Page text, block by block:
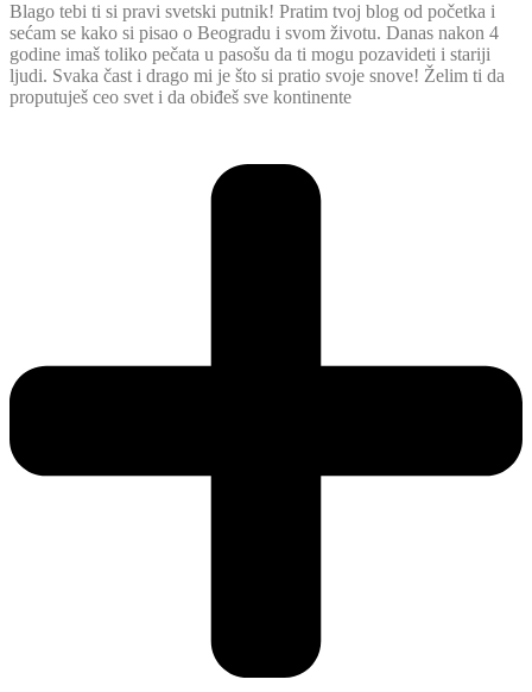
Blago tebi ti si pravi svetski putnik! Pratim tvoj blog od početka i
sećam se kako si pisao o Beogradu i svom životu. Danas nakon 4
godine imaš toliko pečata u pasošu da ti mogu pozavideti i stariji
ljudi. Svaka čast i drago mi je što si pratio svoje snove! Želim ti da
proputuješ ceo svet i da obiđeš sve kontinente